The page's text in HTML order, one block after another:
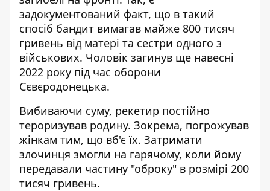
задокументований факт, що в такий
спосіб бандит вимагав майже 800 тисяч
гривень від матері та сестри одного з
військових. Чоловік загинув ще навесні
2022 року під час оборони
Сєвєродонецька.
Вибиваючи суму, рекетир постійно
тероризував родину. Зокрема, погрожував
жінкам тим, що вб'є їх. Затримати
злочинця змогли на гарячому, коли йому
передавали частину "оброку" в розмірі 200
тисяч гривень.